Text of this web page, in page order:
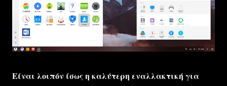
Είναι λοιπόν ίσως η καλύτερη εναλλακτική για